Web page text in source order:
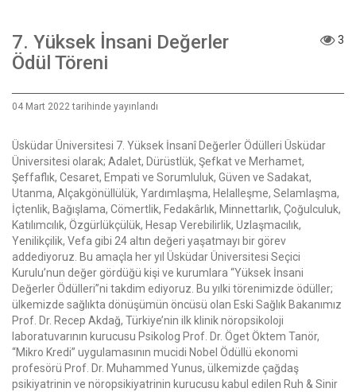
7. Yüksek İnsani Değerler
Ödül Töreni
3
04 Mart 2022 tarihinde yayınlandı
Üsküdar Üniversitesi 7. Yüksek İnsanî Değerler Ödülleri Üsküdar
Üniversitesi olarak; Adalet, Dürüstlük, Şefkat ve Merhamet,
Şeffaflık, Cesaret, Empati ve Sorumluluk, Güven ve Sadakat,
Utanma, Alçakgönüllülük, Yardımlaşma, Helalleşme, Selamlaşma,
İçtenlik, Bağışlama, Cömertlik, Fedakârlık, Minnettarlık, Çoğulculuk,
Katılımcılık, Özgürlükçülük, Hesap Verebilirlik, Uzlaşmacılık,
Yenilikçilik, Vefa gibi 24 altın değeri yaşatmayı bir görev
addediyoruz. Bu amaçla her yıl Üsküdar Üniversitesi Seçici
Kurulu’nun değer gördüğü kişi ve kurumlara “Yüksek İnsani
Değerler Ödülleri”ni takdim ediyoruz. Bu yılki törenimizde ödüller;
ülkemizde sağlıkta dönüşümün öncüsü olan Eski Sağlık Bakanımız
Prof. Dr. Recep Akdağ, Türkiye’nin ilk klinik nöropsikoloji
laboratuvarının kurucusu Psikolog Prof. Dr. Öget Öktem Tanör,
“Mikro Kredi” uygulamasının mucidi Nobel Ödüllü ekonomi
profesörü Prof. Dr. Muhammed Yunus, ülkemizde çağdaş
psikiyatrinin ve nöropsikiyatrinin kurucusu kabul edilen Ruh & Sinir